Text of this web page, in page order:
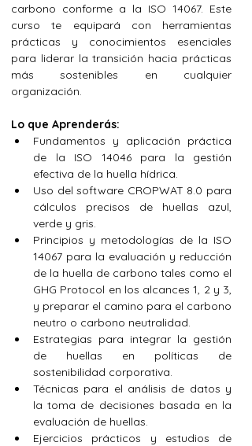
carbono conforme a la ISO 14067. Este
curso te equipará con herramientas
prácticas y conocimientos esenciales
para liderar la transición hacia prácticas
más sostenibles en cualquier
organización.
Lo que Aprenderás:
Fundamentos y aplicación práctica
de la ISO 14046 para la gestión
efectiva de la huella hídrica.
Uso del software CROPWAT 8.0 para
cálculos precisos de huellas azul,
verde y gris.
Principios y metodologías de la ISO
14067 para la evaluación y reducción
de la huella de carbono tales como el
GHG Protocol en los alcances 1, 2 y 3,
y preparar el camino para el carbono
neutro o carbono neutralidad.
Estrategias para integrar la gestión
de huellas en políticas de
sostenibilidad corporativa.
Técnicas para el análisis de datos y
la toma de decisiones basada en la
evaluación de huellas.
Ejercicios prácticos y estudios de